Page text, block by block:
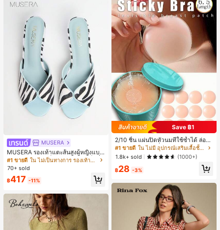
MUSERA
MUSERA รองเท้าแตะส้นสูงผู้หญิงแบบ
มิวล์ หัวกลม ส้นเข็ม ลายม้าลาย เซ็กซี่ เ
ปิดหน้าเท้า โชว์นิ้วเท้า สำหรับปาร์ตี้ไน
ท์คลับ
#1 ขายดี
ใน ไม่เป็นทางการ รองเท้าแตะผู้หญิง
70+ sold
฿417 -11%
Save ฿1
2/10 ชิ้น แผ่นปิดหัวนมที่ใช้ซ้ำได้ ล่องห
น ไร้รอยต่อ & ไม่ลื่น เหมาะสำหรับโอก
าสต่างๆ สิ่งจำเป็นสำหรับฤดูร้อน
#1 ขายดี
ใน ไม่มี อุปกรณ์เสริมเสื้อชั้นในผู้หญิง
1.8k+ sold
(1000+)
฿28 -3%